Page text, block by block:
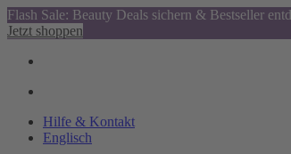
Flash Sale: Beauty Deals sichern & Bestseller
Jetzt shoppen
Hilfe & Kontakt
Englisch